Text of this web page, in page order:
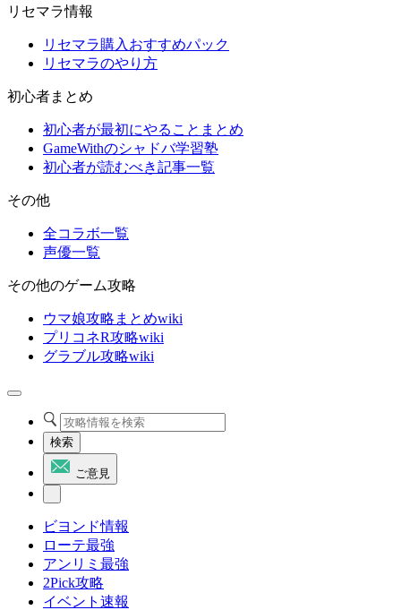
リセマラ情報
リセマラ購入おすすめパック
リセマラのやり方
初心者まとめ
初心者が最初にやることまとめ
GameWithのシャドバ学習塾
初心者が読むべき記事一覧
その他
全コラボ一覧
声優一覧
その他のゲーム攻略
ウマ娘攻略まとめwiki
プリコネR攻略wiki
グラブル攻略wiki
検索
ご意見
ビヨンド情報
ローテ最強
アンリミ最強
2Pick攻略
イベント速報